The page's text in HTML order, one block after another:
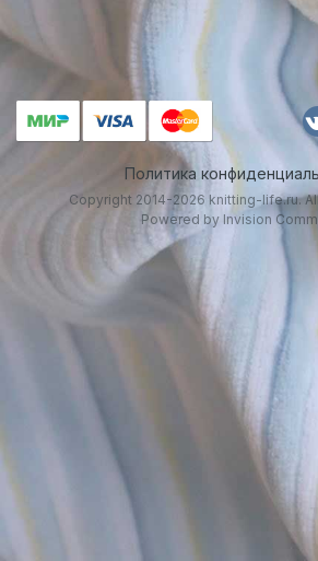
Политика
Copyright 2014-2026 knitting-life.ru.
Powered by Invision